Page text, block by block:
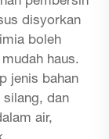
disyorkan
boleh
haus.
jenis bahan
silang, dan
air,